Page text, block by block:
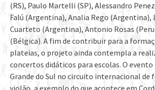
(RS), Paulo Martelli (SP), Alessandro
Falú (Argentina), Analia Rego (Argentina),
Cuarteto (Argentina), Antonio Rosas
(Bélgica). A fim de contribuir para a
plateias, o projeto ainda contempla a
concertos didáticos para escolas. O evento
Grande do Sul no circuito internacional de